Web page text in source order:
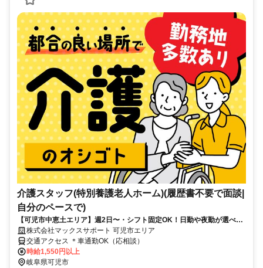
介護スタッフ(特別養護老人ホーム)(履歴書不要で面談|
自分のペースで)
【可児市中恵土エリア】週2日〜・シフト固定OK！日勤や夜勤が選べる
時間×日払い可の特別養護老人ホーム介護スタッフ
株式会社マックスサポート 可児市エリア
交通アクセス ＊車通勤OK（応相談）
時給1,550円以上
岐阜県可児市